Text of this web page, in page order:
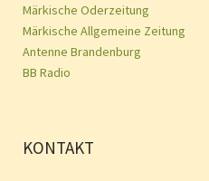
Märkische Oderzeitung
Märkische Allgemeine Zeitung
Antenne Brandenburg
BB Radio
KONTAKT